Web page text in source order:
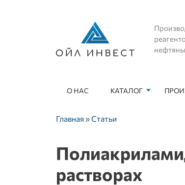
Основная
О НАС КАТАЛОГ
Строка навигации
Главная Статьи
растворах